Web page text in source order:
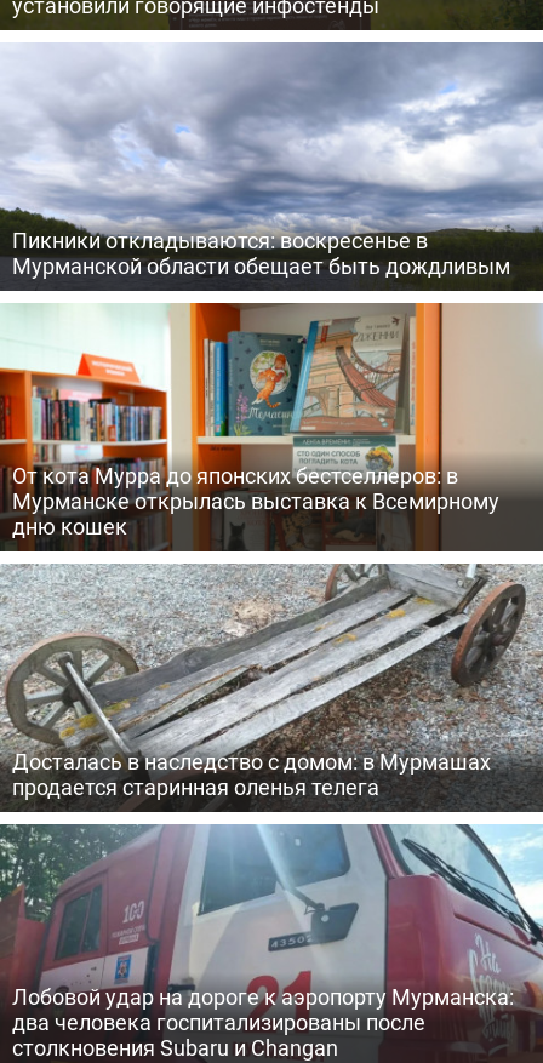
Пикники откладываются: воскресенье в
Мурманской области обещает быть дождливым
От кота Мурра до японских бестселлеров: в
Мурманске открылась выставка к Всемирному
дню кошек
Досталась в наследство с домом: в Мурмашах
продается старинная оленья телега
Лобовой удар на дороге к аэропорту Мурманска:
два человека госпитализированы после
столкновения Subaru и Changan